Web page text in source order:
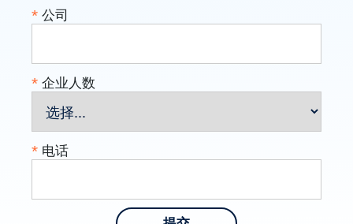
* 公司
* 企业人数
* 电话